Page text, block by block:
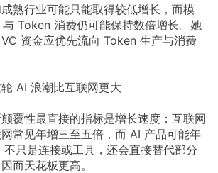
熟行业可能只能取得较低增长，而模
与 Token 消费仍可能保持数倍增长。她
资金应优先流向 Token 生产与消费
AI 浪潮比互联网更大
覆性最直接的指标是增长速度：互联网
常见年增三至五倍，而 AI 产品可能年
不只是连接或工具，还会直接替代部分
而天花板更高。